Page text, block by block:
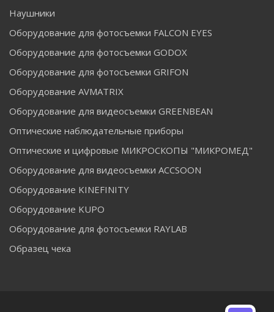
Наушники
Оборудование для фотосъемки FALCON EYES
Оборудование для фотосъемки GODOX
Оборудование для фотосъемки GRIFON
Оборудование AVMATRIX
Оборудование для видеосъемки GREENBEAN
Оптические наблюдательные приборы
Оптические и цифровые МИКРОСКОПЫ "МИКРОМЕД"
Оборудование для видеосъемки ACCSOON
Оборудование KINEFINITY
Оборудование KUPO
Оборудование для фотосъемки RAYLAB
Образец чека